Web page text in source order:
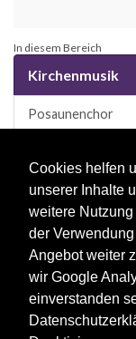
Cookies helfen
unserer Inhalte
weitere
der
Angebot weiter
wir Google
einverstanden
In diesem Bereich
Kirchenmusik
Posaunenchor
Ökumenischer
Musikprojektarbeit
Search for: